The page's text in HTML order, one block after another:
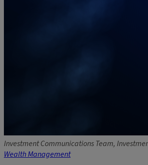
Investment Communications Team,
Wealth Management